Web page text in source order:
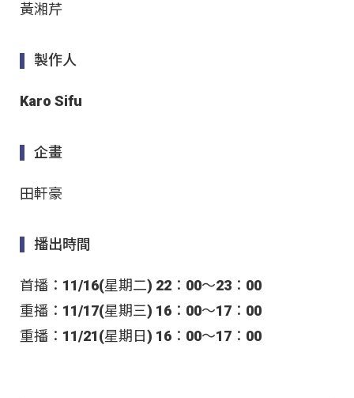
黃湘芹
製作人
Karo Sifu
企畫
田軒豪
播出時間
首播：11/16(星期二) 22：00～23：00
重播：11/17(星期三) 16：00～17：00
重播：11/21(星期日) 16：00～17：00